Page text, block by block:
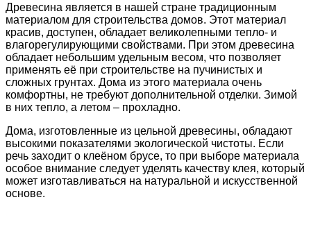
Древесина является в нашей стране традиционным
материалом для строительства домов. Этот материал
красив, доступен, обладает великолепными тепло- и
влагорегулирующими свойствами. При этом древесина
обладает небольшим удельным весом, что позволяет
применять её при строительстве на пучинистых и
сложных грунтах. Дома из этого материала очень
комфортны, не требуют дополнительной отделки. Зимой
в них тепло, а летом – прохладно.
Дома, изготовленные из цельной древесины, обладают
высокими показателями экологической чистоты. Если
речь заходит о клеёном брусе, то при выборе материала
особое внимание следует уделять качеству клея, который
может изготавливаться на натуральной и искусственной
основе.